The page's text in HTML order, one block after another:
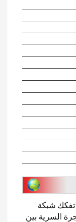
تفكك شبكة
السرية بين